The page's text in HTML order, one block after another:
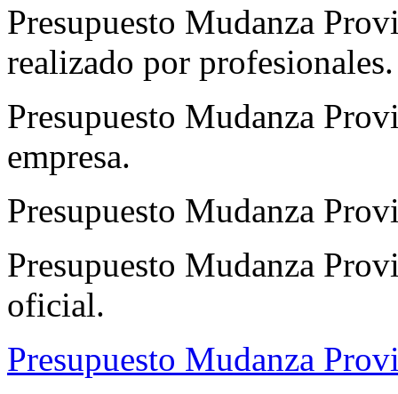
Presupuesto Mudanza
realizado por profesionales.
Presupuesto Mudanza
empresa.
Presupuesto Mudanza
Presupuesto Mudanza
oficial.
Presupuesto Mudanza